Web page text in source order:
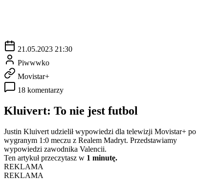
21.05.2023 21:30
Piwwwko
Movistar+
18 komentarzy
Kluivert: To nie jest futbol
Justin Kluivert udzielił wypowiedzi dla telewizji Movistar+ po
wygranym 1:0 meczu z Realem Madryt. Przedstawiamy
wypowiedzi zawodnika Valencii.
Ten artykuł przeczytasz w 1 minutę.
REKLAMA
REKLAMA